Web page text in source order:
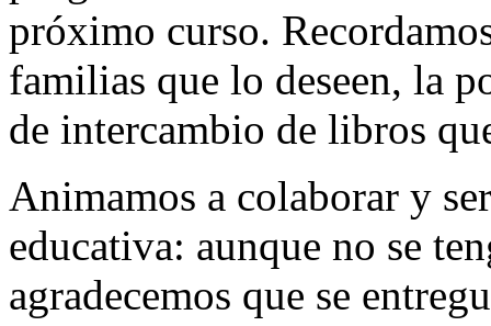
próximo curso.
familias que lo deseen, la
de intercambio de libros
Animamos a colaborar y
educativa: aunque no se
agradecemos que se